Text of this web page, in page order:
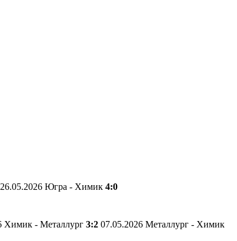
26.05.2026 Югра - Химик 4:0
Химик - Металлург 3:2 07.05.2026 Металлург - Химик